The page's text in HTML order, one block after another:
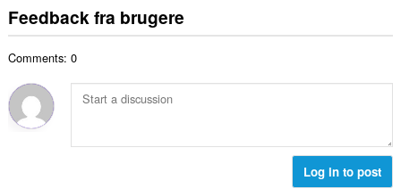
Feedback fra brugere
Comments: 0
Log in to post